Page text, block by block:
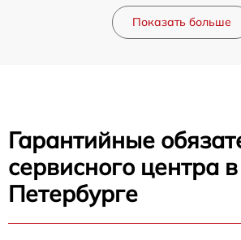
Показать больше
Гарантийные
сервисного центра
Петербурге